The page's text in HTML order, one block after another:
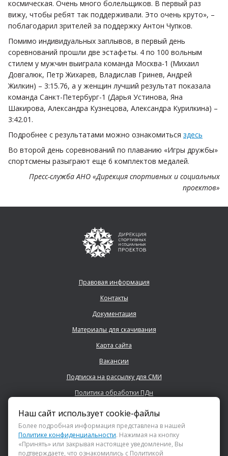
космическая. Очень много болельщиков. В первый раз
вижу, чтобы ребят так поддерживали. Это очень круто», –
поблагодарил зрителей за поддержку Антон Чупков.
Помимо индивидуальных заплывов, в первый день
соревнований прошли две эстафеты. 4 по 100 вольным
стилем у мужчин выиграла команда Москва-1 (Михаил
Довгалюк, Петр Жихарев, Владислав Гринев, Андрей
Жилкин) – 3:15.76, а у женщин лучший результат показала
команда Санкт-Петербург-1 (Дарья Устинова, Яна
Шакирова, Александра Кузнецова, Александра Курилкина) –
3:42.01.
Подробнее с результатами можно ознакомиться здесь
Во второй день соревнований по плаванию «Игры дружбы»
спортсмены разыграют еще 6 комплектов медалей.
Пресс-служба АНО «Дирекция спортивных и социальных
проектов»
Правовая информация
Контакты
Документация
Материалы для скачивания
Карта сайта
Вакансии
Подписка на рассылку для СМИ
Политика обработки ПДн
+7 (843) 222 0700
info@dsspkazan.ru
Наш сайт использует cookie-файлы
Более подробная информация представлена в нашей
Политике конфиденциальности. Нажимая на кнопку
«Принять» или закрывая настоящее уведомление, Вы
подтверждаете, что ознакомились с Политикой